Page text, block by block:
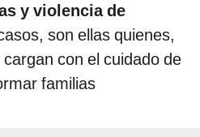
y violencia de
son ellas quienes,
con el cuidado de
familias